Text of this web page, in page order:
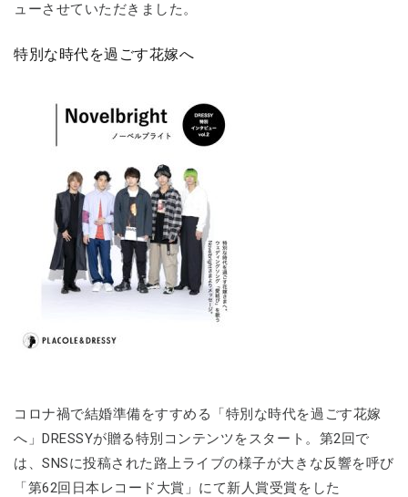
ューさせていただきました。
特別な時代を過ごす花嫁へ
コロナ禍で結婚準備をすすめる「特別な時代を過ごす花嫁
へ」DRESSYが贈る特別コンテンツをスタート。第2回で
は、SNSに投稿された路上ライブの様子が大きな反響を呼び
「第62回日本レコード大賞」にて新人賞受賞をした